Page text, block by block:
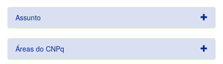
Assunto
Áreas do CNPq